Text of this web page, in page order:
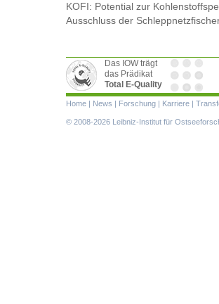
KOFI: Potential zur
Ausschluss der
Das IOW trägt
das Prädikat
Total E-Quality
Navigation
überspringen
Home | News | Forschung | Karriere |
© 2008-2026 Leibniz-Institut für